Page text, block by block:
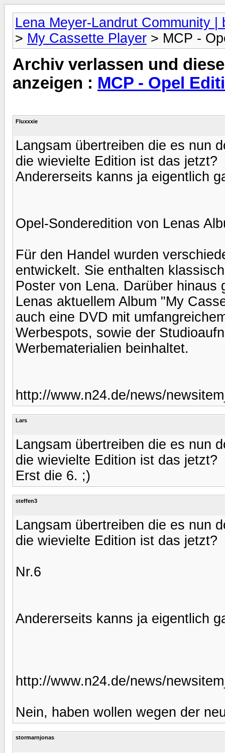
Lena Meyer-Landrut Community |
> My Cassette Player > MCP -
Archiv verlassen und
anzeigen : MCP - Opel
Fluxxxie
Langsam übertreiben die es nun
die wievielte Edition ist das jetzt?
Andererseits kanns ja eigentlich
Opel-Sonderedition von Lenas
Für den Handel wurden
entwickelt. Sie enthalten
Poster von Lena. Darüber hinaus
Lenas aktuellem Album "My
auch eine DVD mit
Werbespots, sowie der
Werbematerialien beinhaltet.
http://www.n24.de/news/
Lars
Langsam übertreiben die es nun
die wievielte Edition ist das jetzt?
Erst die 6. ;)
steffen3
Langsam übertreiben die es nun
die wievielte Edition ist das jetzt?
Nr.6
Andererseits kanns ja eigentlich
http://www.n24.de/news/
Nein, haben wollen wegen der
stormarnjonas